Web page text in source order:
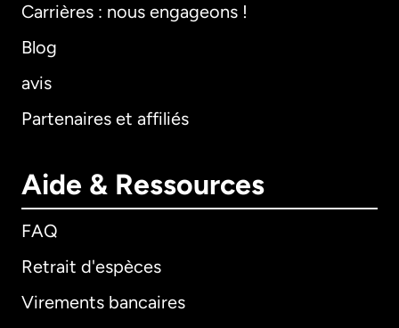
Carrières : nous engageons !
Blog
avis
Partenaires et affiliés
Aide & Ressources
FAQ
Retrait d'espèces
Virements bancaires